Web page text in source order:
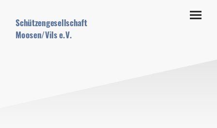
Schützengesellschaft
Moosen/Vils e.V.